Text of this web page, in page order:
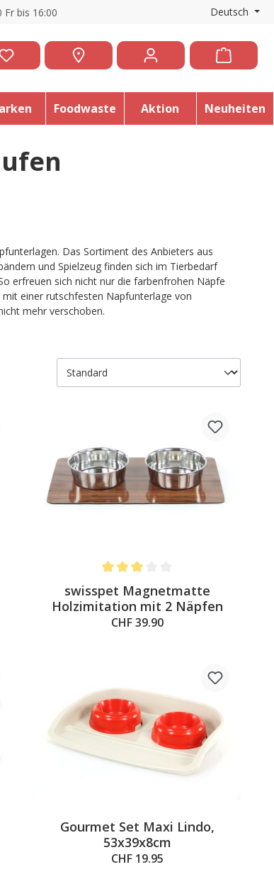
Fr bis 16:00 Deutsch
Foodwaste Aktion Neuheiten
Das Sortiment des Anbieters aus
und Spielzeug finden sich im Tierbedarf
erfreuen sich nicht nur die farbenfrohen Näpfe
einer rutschfesten Napfunterlage von
mehr verschoben.
swisspet Magnetmatte
Holzimitation mit 2 Näpfen
CHF 39.90
Gourmet Set Maxi Lindo,
53x39x8cm
CHF 19.95